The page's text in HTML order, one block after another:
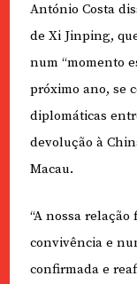
António Costa
de Xi Jinping,
num “momento
próximo ano, se
diplomáticas
devolução à
Macau.
“A nossa
convivência e
confirmada e